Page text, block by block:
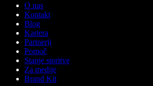
O nas
Kontakt
Blog
Kariera
Partnerji
Pomoč
Stanje storitve
Za medije
Brand Kit